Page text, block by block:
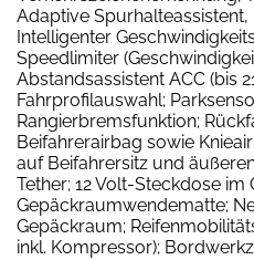
Adaptive
Intelligenter
Speedlimiter
Abstandsassistent ACC (bis
Fahrprofilauswahl;
Rangierbremsfunktion;
Beifahrerairbag sowie
auf Beifahrersitz und
Tether; 12 Volt-Steckdose
Gepäckraumwendematte;
Gepäckraum;
inkl. Kompressor);